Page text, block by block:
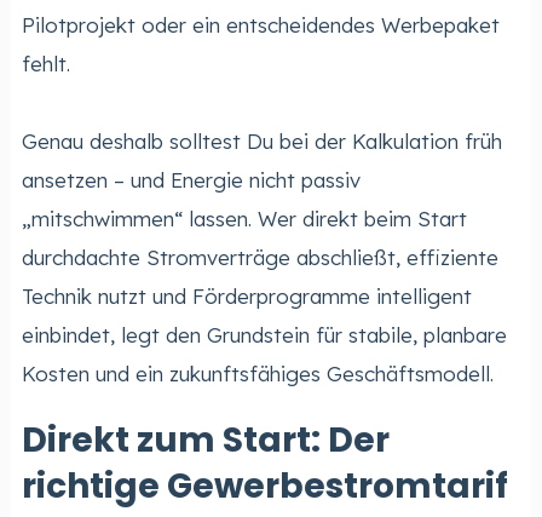
Pilotprojekt oder ein entscheidendes Werbepaket
fehlt.
Genau deshalb solltest Du bei der Kalkulation früh
ansetzen – und Energie nicht passiv
„mitschwimmen“ lassen. Wer direkt beim Start
durchdachte Stromverträge abschließt, effiziente
Technik nutzt und Förderprogramme intelligent
einbindet, legt den Grundstein für stabile, planbare
Kosten und ein zukunftsfähiges Geschäftsmodell.
Direkt zum Start: Der
richtige Gewerbestromtarif